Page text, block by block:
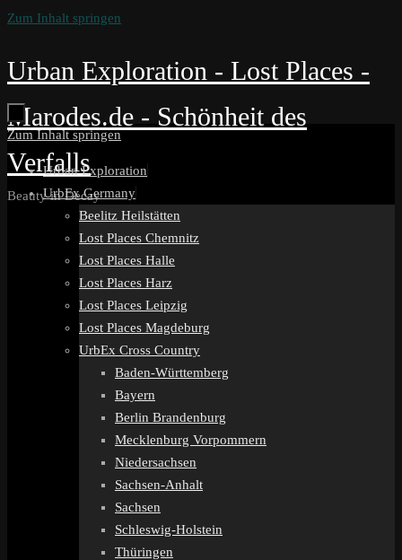
Zum Inhalt springen
Urban Exploration - Lost Places -
Marodes.de - Schönheit des
Verfalls
Beauty in Decay
Zum Inhalt springen
Urban Exploration
UrbEx Germany
Beelitz Heilstätten
Lost Places Chemnitz
Lost Places Halle
Lost Places Harz
Lost Places Leipzig
Lost Places Magdeburg
UrbEx Cross Country
Baden-Württemberg
Bayern
Berlin Brandenburg
Mecklenburg Vorpommern
Niedersachsen
Sachsen-Anhalt
Sachsen
Schleswig-Holstein
Thüringen